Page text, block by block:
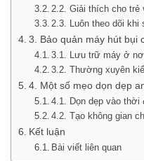
2.2. Giải thích cho trẻ
2.3. Luôn theo dõi khi
3. Bảo quản máy hút bụi
3.1. Lưu trữ máy ở
3.2. Thường xuyên
4. Một số mẹo dọn dẹp
4.1. Dọn dẹp vào thời
4.2. Tạo không gian
Kết luận
Bài viết liên quan